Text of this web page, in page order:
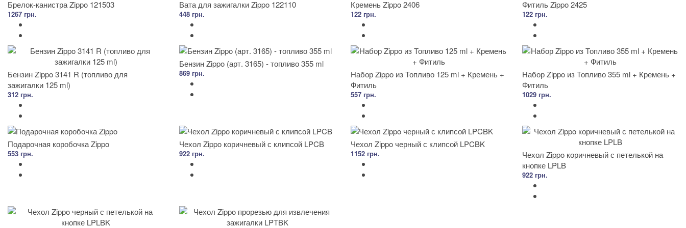
Брелок-канистра Zippo 121503
1267 грн.
Вата для зажигалки Zippo 122110
448 грн.
Кремень Zippo 2406
122 грн.
Фитиль Zippo 2425
122 грн.
Бензин Zippo 3141 R (топливо для
зажигалки 125 ml)
312 грн.
Бензин Zippo (арт. 3165) - топливо 355 ml
869 грн.
Набор Zippo из Топливо 125 ml + Кремень +
Фитиль
557 грн.
Набор Zippo из Топливо 355 ml + Кремень +
Фитиль
1029 грн.
Подарочная коробочка Zippo
553 грн.
Чехол Zippo коричневый с клипсой LPCB
922 грн.
Чехол Zippo черный с клипсой LPCBK
1152 грн.
Чехол Zippo коричневый с петелькой на
кнопке LPLB
922 грн.